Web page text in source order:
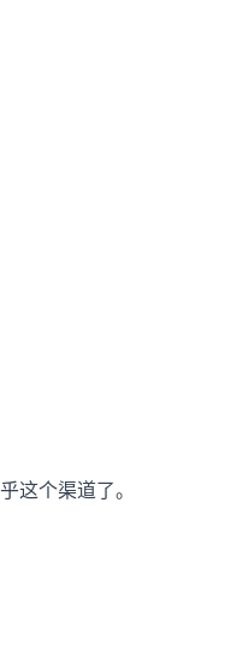
这个渠道了。